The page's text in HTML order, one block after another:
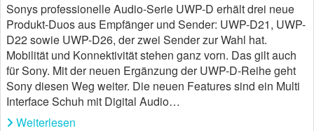
Sonys professionelle Audio-Serie UWP-D erhält drei neue
Produkt-Duos aus Empfänger und Sender: UWP-D21, UWP-
D22 sowie UWP-D26, der zwei Sender zur Wahl hat.
Mobilität und Konnektivität stehen ganz vorn. Das gilt auch
für Sony. Mit der neuen Ergänzung der UWP-D-Reihe geht
Sony diesen Weg weiter. Die neuen Features sind ein Multi
Interface Schuh mit Digital Audio…
Weiterlesen